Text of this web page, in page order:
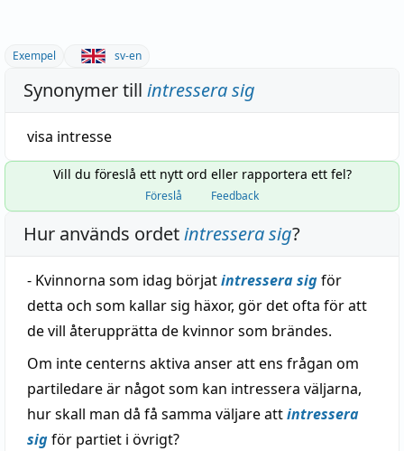
Exempel sv-en
Synonymer till intressera sig
visa intresse
Vill du föreslå ett nytt ord eller rapportera ett fel?
Föreslå Feedback
Hur används ordetintressera sig?
- Kvinnorna som idag börjatintressera sigför
detta och som kallar sig häxor, gör det ofta för att
de vill återupprätta de kvinnor som brändes.
Om inte centerns aktiva anser att ens frågan om
partiledare är något som kan intressera väljarna,
hur skall man då få samma väljare attintressera
sigför partiet i övrigt?